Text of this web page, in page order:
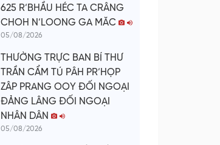
625 R’BHẦU HÉC TA CRÂNG
CHOH N’LOONG GA MĂC
05/08/2026
THƯỜNG TRỰC BAN BÍ THƯ
TRẦN CẨM TÚ PÂH PR’HỌP
ZÂP PRANG OOY ĐỐI NGOẠI
ĐẢNG LÂNG ĐỐI NGOẠI
NHÂN DÂN
05/08/2026